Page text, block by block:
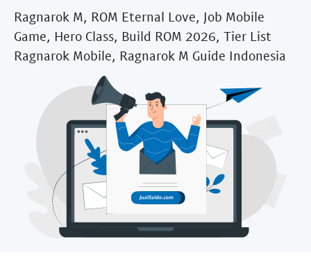
Ragnarok M, ROM Eternal Love, Job Mobile
Game, Hero Class, Build ROM 2026, Tier List
Ragnarok Mobile, Ragnarok M Guide Indonesia